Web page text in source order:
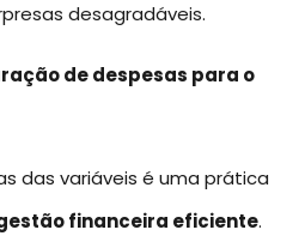
desagradáveis.
de despesas para o
das variáveis é uma prática
financeira eficiente.